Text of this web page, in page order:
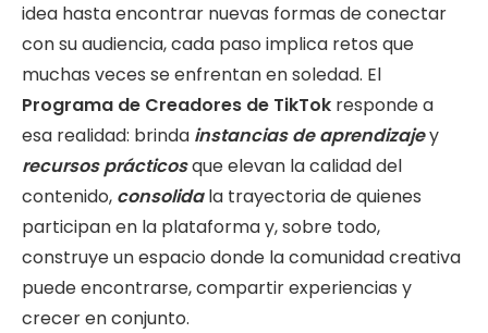
idea hasta encontrar nuevas formas de conectar
con su audiencia, cada paso implica retos que
muchas veces se enfrentan en soledad. El
Programa de Creadores de TikTok responde a
esa realidad: brinda instancias de aprendizajey
recursos prácticosque elevan la calidad del
contenido, consolidala trayectoria de quienes
participan en la plataforma y, sobre todo,
construye un espacio donde la comunidad creativa
puede encontrarse, compartir experiencias y
crecer en conjunto.